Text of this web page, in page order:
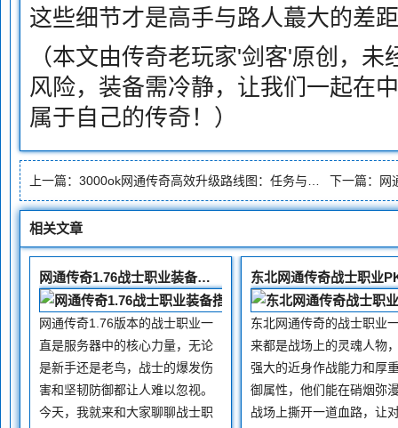
这些细节才是高手与路人蕞大的差
（本文由传奇老玩家'剑客'原创，
风险，装备需冷静，让我们一起在
属于自己的传奇！）
上一篇： 3000ok网通传奇高效升级路线图：任务与挖矿辅助 下一篇： 网
相关文章
网通传奇1.76战士职业装备搭配策略
网通传奇1.76版本的战士职业一
直是服务器中的核心力量，无论
是新手还是老鸟，战士的爆发伤
害和坚韧防御都让人难以忽视。
今天，我就来和大家聊聊战士职
东北网通传奇的战士职业
来都是战场上的灵魂人物
强大的近身作战能力和厚
御属性，他们能在硝烟弥
战场上撕开一道血路，让